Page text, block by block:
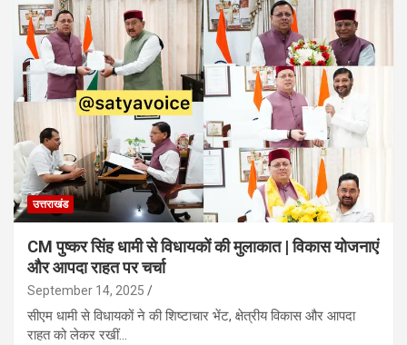
उत्तराखंड
CM पुष्कर सिंह धामी से विधायकों की मुलाकात | विकास योजनाएं
और आपदा राहत पर चर्चा
September 14, 2025
सीएम धामी से विधायकों ने की शिष्टाचार भेंट, क्षेत्रीय विकास और आपदा
राहत को लेकर रखीं…